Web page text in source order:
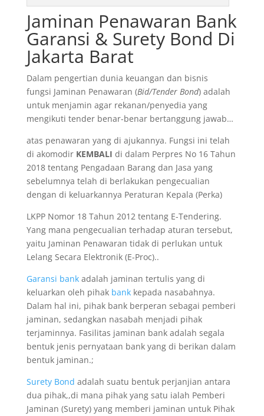
Jaminan Penawaran Bank
Garansi & Surety Bond Di
Jakarta Barat
Dalam pengertian dunia keuangan dan bisnis
fungsi Jaminan Penawaran (Bid/Tender Bond) adalah
untuk menjamin agar rekanan/penyedia yang
mengikuti tender benar-benar bertanggung jawab…
atas penawaran yang di ajukannya. Fungsi ini telah
di akomodir KEMBALI di dalam Perpres No 16 Tahun
2018 tentang Pengadaan Barang dan Jasa yang
sebelumnya telah di berlakukan pengecualian
dengan di keluarkannya Peraturan Kepala (Perka)
LKPP Nomor 18 Tahun 2012 tentang E-Tendering.
Yang mana pengecualian terhadap aturan tersebut,
yaitu Jaminan Penawaran tidak di perlukan untuk
Lelang Secara Elektronik (E-Proc)..
Garansi bankadalah jaminan tertulis yang di
keluarkan oleh pihak bankkepada nasabahnya.
Dalam hal ini, pihak bank berperan sebagai pemberi
jaminan, sedangkan nasabah menjadi pihak
terjaminnya. Fasilitas jaminan bank adalah segala
bentuk jenis pernyataan bank yang di berikan dalam
bentuk jaminan.;
Surety Bond adalah suatu bentuk perjanjian antara
dua pihak,,di mana pihak yang satu ialah Pemberi
Jaminan (Surety) yang memberi jaminan untuk Pihak